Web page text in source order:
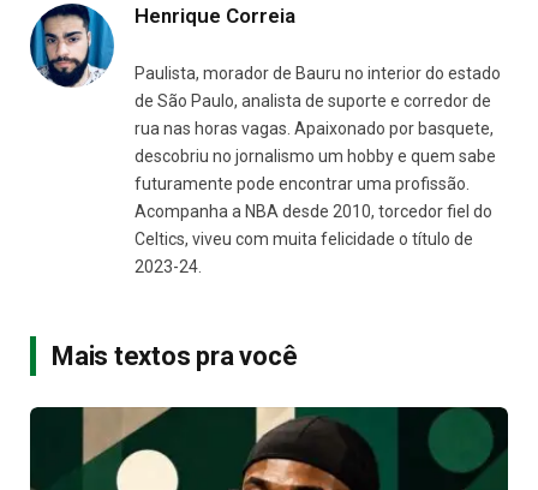
Henrique Correia
Paulista, morador de Bauru no interior do estado
de São Paulo, analista de suporte e corredor de
rua nas horas vagas. Apaixonado por basquete,
descobriu no jornalismo um hobby e quem sabe
futuramente pode encontrar uma profissão.
Acompanha a NBA desde 2010, torcedor fiel do
Celtics, viveu com muita felicidade o título de
2023-24.
Mais textos pra você